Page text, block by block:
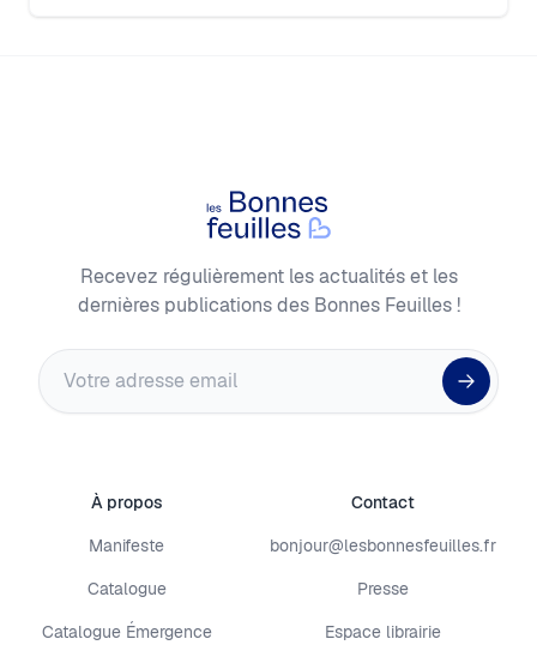
Les Bonnes Feuilles
Recevez régulièrement les actualités et les
dernières publications des Bonnes Feuilles !
Adresse email
À propos
Manifeste
Catalogue
Catalogue Émergence
Contact
bonjour@lesbonnesfeuilles.fr
Presse
Espace librairie